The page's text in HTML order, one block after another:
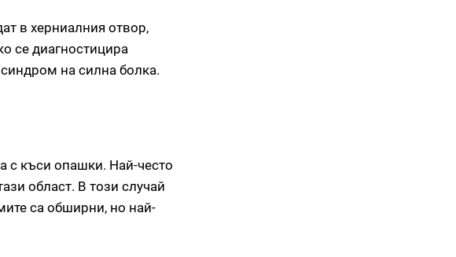
в херниалния отвор,
се диагностицира
на силна болка.
с къси опашки. Най-често
област. В този случай
са обширни, но най-